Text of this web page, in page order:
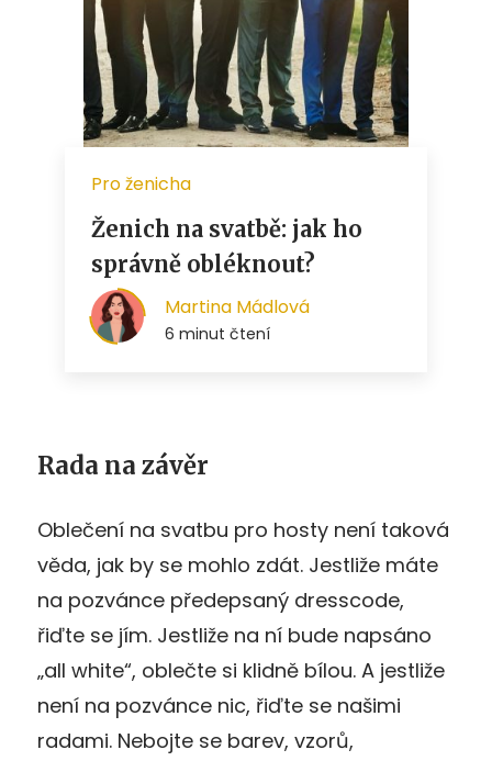
Rada na závěr
Oblečení na svatbu pro hosty není taková
věda, jak by se mohlo zdát. Jestliže máte
na pozvánce předepsaný dresscode,
řiďte se jím. Jestliže na ní bude napsáno
„all white“, oblečte si klidně bílou. A jestliže
není na pozvánce nic, řiďte se našimi
radami. Nebojte se barev, vzorů,